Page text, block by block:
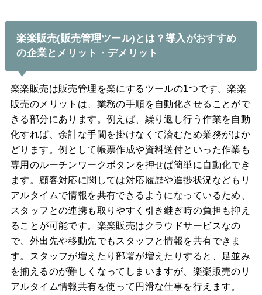
楽楽販売(販売管理ツール)とは？導入がおすすめ
の企業とメリット・デメリット
楽楽販売は販売管理を楽にするツールの1つです。楽楽
販売のメリットは、業務の手順を自動化させることがで
きる部分にあります。例えば、繰り返し行う作業を自動
化すれば、余計な手間を掛けなくて済むため業務がはか
どります。例として帳票作成や資料送付といった作業も
専用のルーチンワークボタンを押せば簡単に自動化でき
ます。顧客対応に関しては対応履歴や進捗状況などもリ
アルタイムで情報を共有できるようになっているため、
スタッフとの連携も取りやすく引き継ぎ時の負担も抑え
ることが可能です。楽楽販売はクラウドサービスなの
で、外出先や移動先でもスタッフと情報を共有できま
す。スタッフが増えたり部署が増えたりすると、足並み
を揃えるのが難しくなってしまいますが、楽楽販売のリ
アルタイム情報共有を使って円滑な仕事を行えます。